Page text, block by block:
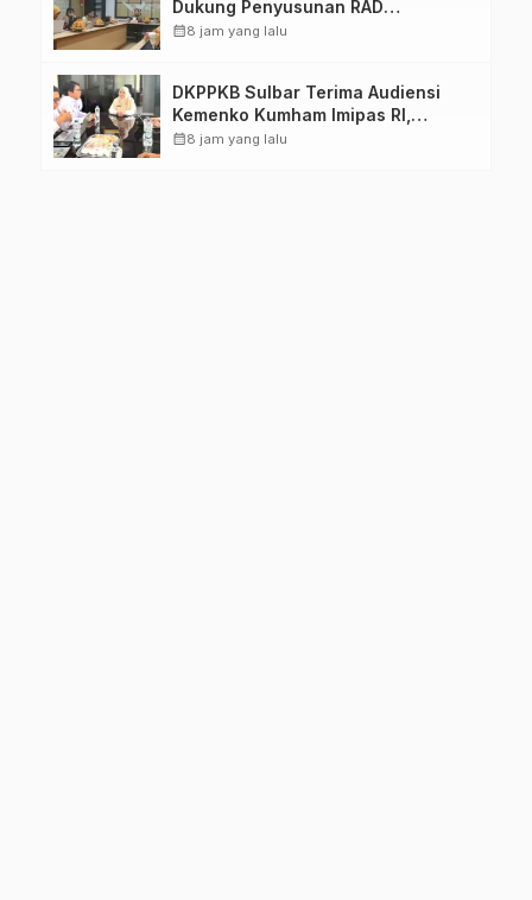
Dukung Penyusunan RAD
TPB/SDGs Sulawesi Barat
calendar_month8 jam yang lalu
DKPPKB Sulbar Terima Audiensi
Kemenko Kumham Imipas RI,
Perkuat Pelayanan Kesehatan bagi
calendar_month8 jam yang lalu